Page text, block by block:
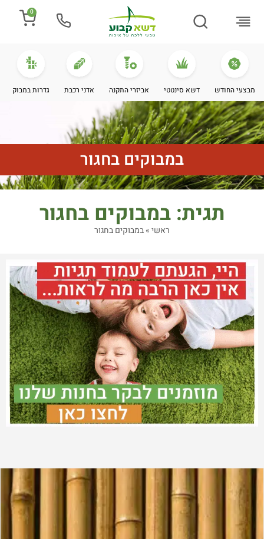
0
מבצעי החודש דשא סינטטי אביזרי התקנה אדני רכבת גדרות במבוק
במבוקים בחגור
תגית: במבוקים בחגור
ראשי»במבוקים בחגור